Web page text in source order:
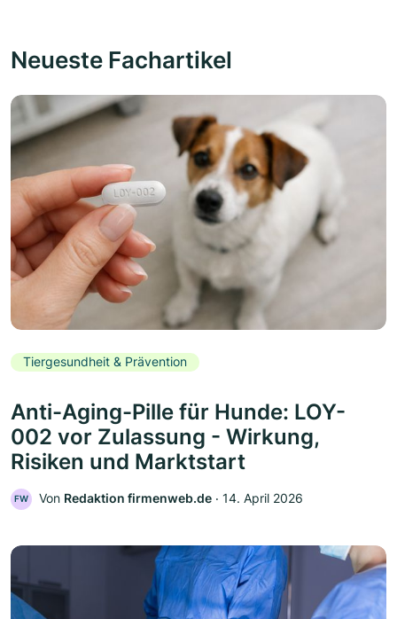
Neueste Fachartikel
Tiergesundheit & Prävention
Anti-Aging-Pille für Hunde: LOY-
002 vor Zulassung - Wirkung,
Risiken und Marktstart
FW Von Redaktion firmenweb.de ‧ 14. April 2026